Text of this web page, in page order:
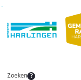
Zoeken